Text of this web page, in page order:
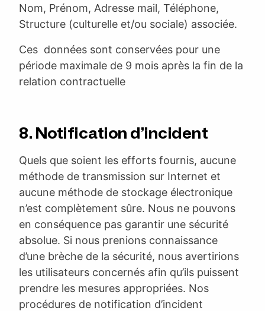
Nom, Prénom, Adresse mail, Téléphone,
Structure (culturelle et/ou sociale) associée.
Ces données sont conservées pour une
période maximale de 9 mois après la fin de la
relation contractuelle
8. Notification d’incident
Quels que soient les efforts fournis, aucune
méthode de transmission sur Internet et
aucune méthode de stockage électronique
n’est complètement sûre. Nous ne pouvons
en conséquence pas garantir une sécurité
absolue. Si nous prenions connaissance
d’une brèche de la sécurité, nous avertirions
les utilisateurs concernés afin qu’ils puissent
prendre les mesures appropriées. Nos
procédures de notification d’incident